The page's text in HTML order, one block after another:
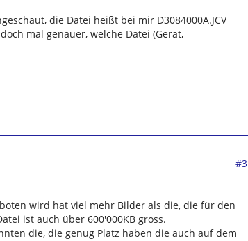
die Datei heißt bei mir D3084000A.JCV
mal genauer, welche Datei (Gerät,
#3
wird hat viel mehr Bilder als die, die für den
ist auch über 600'000KB gross.
die, die genug Platz haben die auch auf dem